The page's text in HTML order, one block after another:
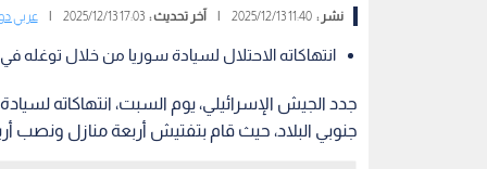
نشر :11:40 2025/12/13 آخر تحديث :17:03 2025/12/13 عربي
انتهاكاته الاحتلال لسيادة سوريا من خلال توغله
جدد الجيش الإسرائيلي، يوم السبت، انتهاكاته
جنوبي البلاد، حيث قام بتفتيش أربعة منازل ونصب